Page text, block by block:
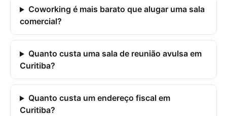
Coworking é mais barato que alugar uma sala
comercial?
Quanto custa uma sala de reunião avulsa em
Curitiba?
Quanto custa um endereço fiscal em
Curitiba?